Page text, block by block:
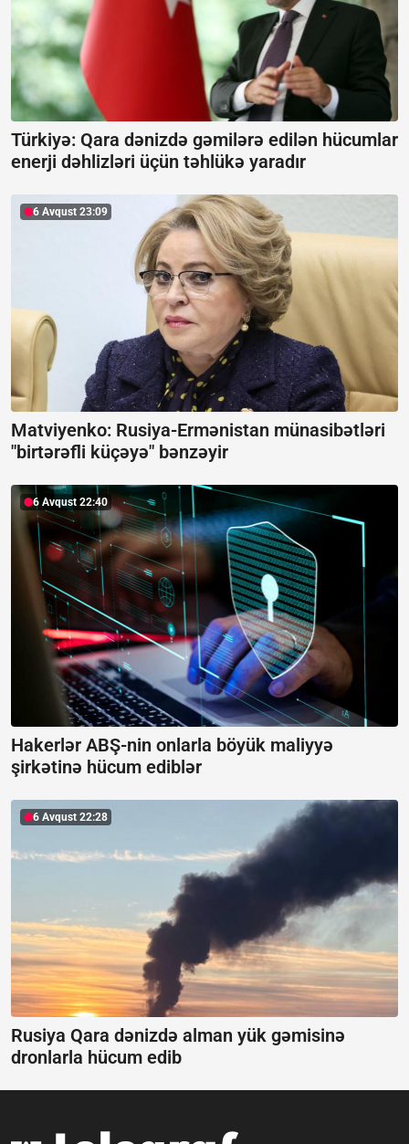
Türkiyə: Qara dənizdə gəmilərə edilən hücumlar
enerji dəhlizləri üçün təhlükə yaradır
6 Avqust 23:09
Matviyenko: Rusiya-Ermənistan münasibətləri
"birtərəfli küçəyə" bənzəyir
6 Avqust 22:40
Hakerlər ABŞ-nin onlarla böyük maliyyə
şirkətinə hücum ediblər
6 Avqust 22:28
Rusiya Qara dənizdə alman yük gəmisinə
dronlarla hücum edib